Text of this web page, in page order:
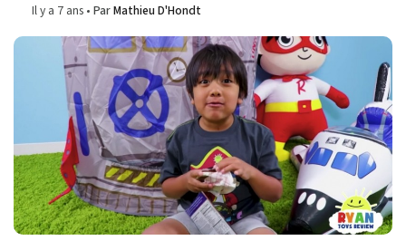
Il y a 7 ans ParMathieu D'Hondt